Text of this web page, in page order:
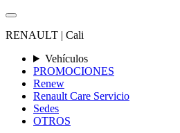
RENAULT | Cali
Vehículos
PROMOCIONES
Renew
Renault Care Servicio
Sedes
OTROS